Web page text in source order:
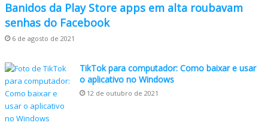
Banidos da Play Store apps em alta roubavam
senhas do Facebook
6 de agosto de 2021
TikTok para computador: Como baixar e usar
o aplicativo no Windows
12 de outubro de 2021